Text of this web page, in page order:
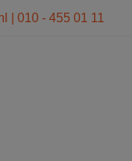
| 010 - 455 01 11